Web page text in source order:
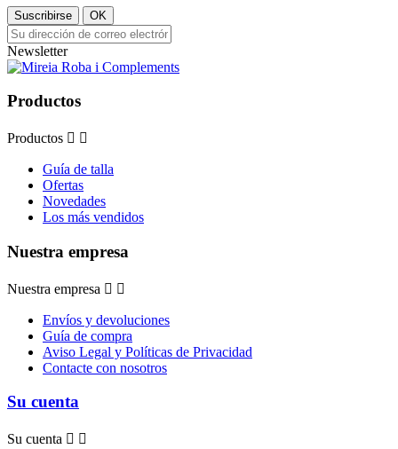
Suscribirse OK
Newsletter
Productos
Productos  
Guía de talla
Ofertas
Novedades
Los más vendidos
Nuestra empresa
Nuestra empresa  
Envíos y devoluciones
Guía de compra
Aviso Legal y Políticas de Privacidad
Contacte con nosotros
Su cuenta
Su cuenta  